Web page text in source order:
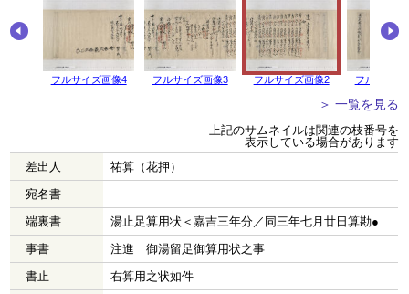
フルサイズ画像4 フルサイズ画像3 フルサイズ画像2 フルサイズ
＞ 一覧を見る
上記のサムネイルは関連の枝番号を
表示している場合があります
差出人
祐算（花押）
宛名書
端裏書
湯止足算用状＜嘉吉三年分／同三年七月廿日算勘●
事書
注進 御湯留足御算用状之事
書止
右算用之状如件